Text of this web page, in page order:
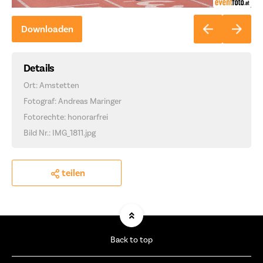
Downloaden
Details
Ort: Amstetten
Fotograf: Andreas Maringer
Fotorechte: honorarfrei
Bild Nr.: IMG_1811.jpg
teilen
Back to top